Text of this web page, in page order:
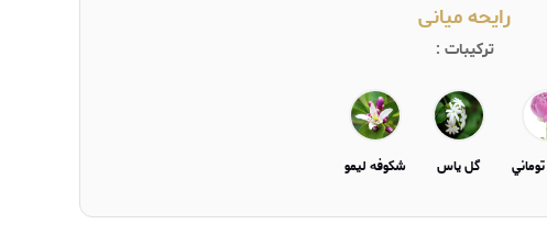
رایحه میانی
ترکیبات :
گل ياس شكوفه ليمو